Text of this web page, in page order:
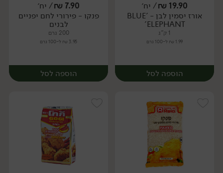
יח׳ יח׳
19.90
₪/ יח׳
אורז יסמין לבן - 'BLUE
ELEPHANT'
1 ק"ג
1.99 ₪ ל-100 גרם
הוספה לסל
7.90
₪/ יח׳
פנקו - פירורי לחם יפניים
לבנים
200 גרם
3.95 ₪ ל-100 גרם
הוספה לסל